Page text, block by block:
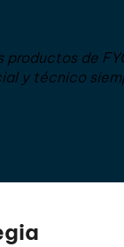
productos de
y técnico